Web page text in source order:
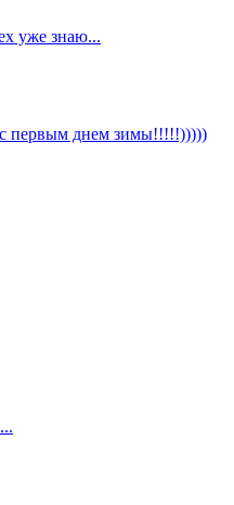
уже знаю...
с первым днем зимы!!!!!)))))